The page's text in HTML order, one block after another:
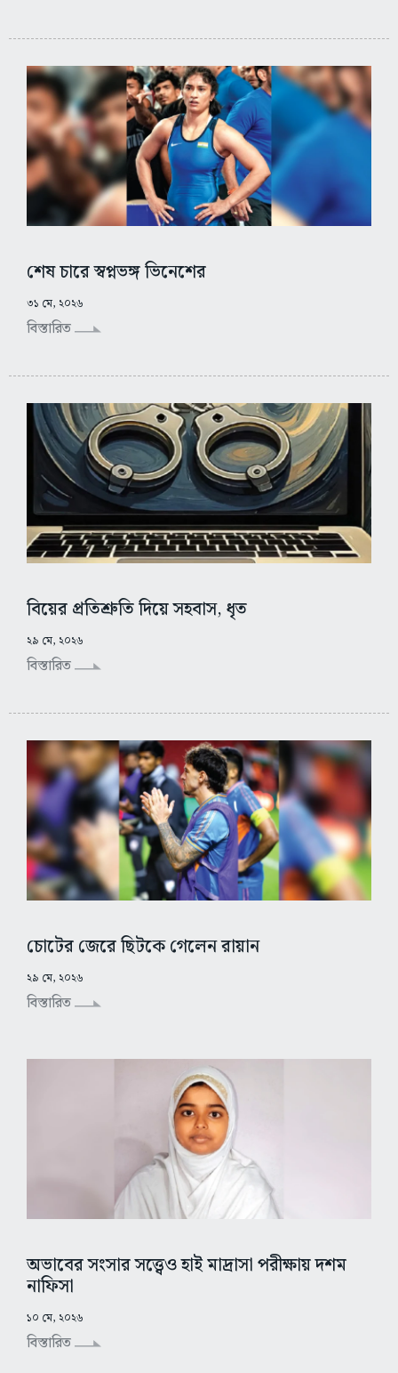
শেষ চারে স্বপ্নভঙ্গ ভিনেশের
৩১ মে, ২০২৬
বিস্তারিত
বিয়ের প্রতিশ্রুতি দিয়ে সহবাস, ধৃত
২৯ মে, ২০২৬
বিস্তারিত
চোটের জেরে ছিটকে গেলেন রায়ান
২৯ মে, ২০২৬
বিস্তারিত
অভাবের সংসার সত্ত্বেও হাই মাদ্রাসা পরীক্ষায় দশম
নাফিসা
১০ মে, ২০২৬
বিস্তারিত